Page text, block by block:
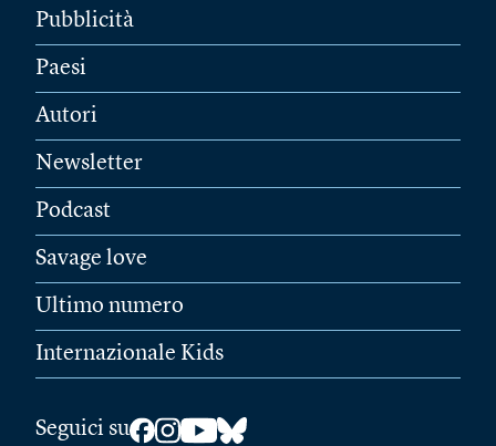
Pubblicità
Paesi
Autori
Newsletter
Podcast
Savage love
Ultimo numero
Internazionale Kids
Seguici su